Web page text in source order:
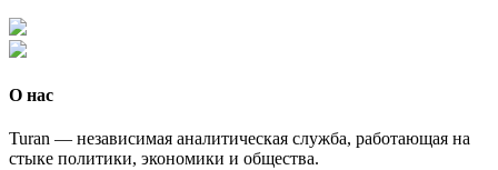
О нас
Turan — независимая аналитическая служба, работающая на
стыке политики, экономики и общества.